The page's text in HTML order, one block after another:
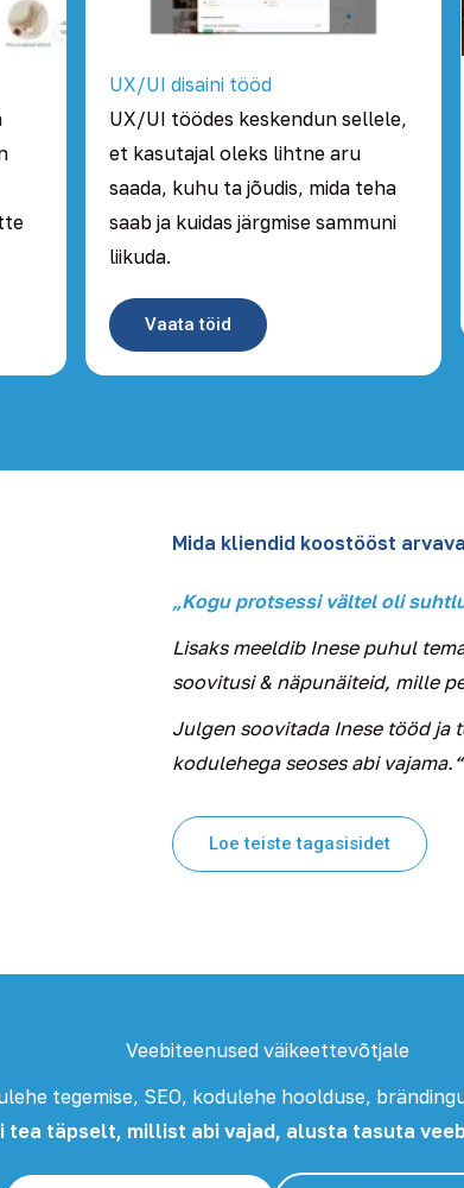
UX/UI disaini tööd
UX/UI töödes keskendun sellele,
et kasutajal oleks lihtne aru
saada, kuhu ta jõudis, mida teha
saab ja kuidas järgmise sammuni
liikuda.
Vaata töid
Mida kliendid koostööst
„Kogu protsessi vältel oli
Lisaks meeldib Inese puhul
soovitusi & näpunäiteid, mille
Julgen soovitada Inese tööd ja
kodulehega seoses abi vajama.“
Loe teiste tagasisidet
Veebiteenused väikeettevõtjale
tegemise, SEO, kodulehe hoolduse,
tea täpselt, millist abi vajad, alusta tasuta